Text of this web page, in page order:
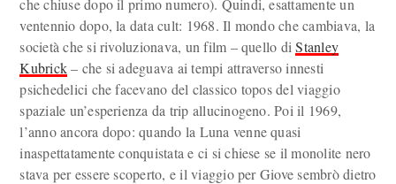
che chiuse dopo il primo numero). Quindi, esattamente un
ventennio dopo, la data cult: 1968. Il mondo che cambiava, la
società che si rivoluzionava, un film – quello diStanley
Kubrick– che si adeguava ai tempi attraverso innesti
psichedelici che facevano del classico topos del viaggio
spaziale un’esperienza da trip allucinogeno. Poi il 1969,
l’anno ancora dopo: quando la Luna venne quasi
inaspettatamente conquistata e ci si chiese se il monolite nero
stava per essere scoperto, e il viaggio per Giove sembrò dietro